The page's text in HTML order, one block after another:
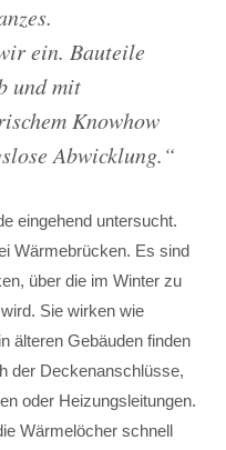
ein. Bauteile
und mit
Knowhow
Abwicklung.“
eingehend untersucht.
Wärmebrücken. Es sind
über die im Winter zu
Sie wirken wie
älteren Gebäuden finden
der Deckenanschlüsse,
oder Heizungsleitungen.
Wärmelöcher schnell